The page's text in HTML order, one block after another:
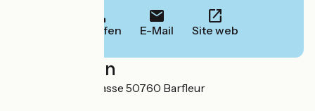
Anrufen E-Mail Site web
Localisation
12 chemin de la Masse 50760 Barfleur